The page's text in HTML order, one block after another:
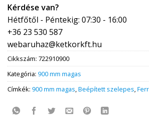
Kérdése van?
Hétfőtől - Péntekig: 07:30 - 16:00
+36 23 530 587
webaruhaz@ketkorkft.hu
Cikkszám: 722910900
Kategória: 900 mm magas
Címkék: 900 mm magas,Beépített szelepes,